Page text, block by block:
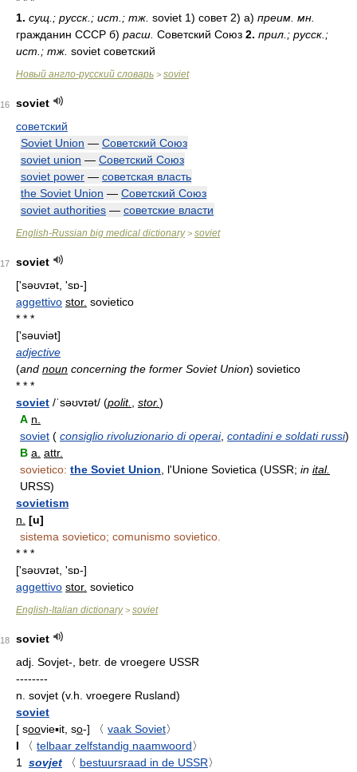
1. сущ.; русск.; ист.; тж. soviet 1) совет 2) а) преим. мн.
гражданин СССР б) расш. Советский Союз 2. прил.; русск.;
ист.; тж. soviet советский
Новый англо-русский словарь > soviet
16
soviet
советский
Soviet Union — Советский Союз
soviet union — Советский Союз
soviet power — советская власть
the Soviet Union — Советский Союз
soviet authorities — советские власти
English-Russian big medical dictionary> soviet
17
soviet
['səʊvɪət, 'sɒ-]
aggettivo stor. sovietico
* * *
['səuviət]
adjective
(and noun concerning the former Soviet Union) sovietico
* * *
soviet /ˈsəʊvɪət/ (polit. stor.)
A n.
soviet ( consiglio rivoluzionario di operai, contadini e soldati russi)
B a. attr.
sovietico: the Soviet Union , l'Unione Sovietica (USSR; in ital.
URSS)
sovietism
n. [u]
sistema sovietico; comunismo sovietico.
* * *
['səʊvɪət, 'sɒ-]
aggettivo stor. sovietico
English-Italian dictionary> soviet
18
soviet
adj. Sovjet-, betr. de vroegere USSR
--------
n. sovjet (v.h. vroegere Rusland)
soviet
[ soovie▪it, so-] 〈 vaak Soviet〉
I
〈 telbaar zelfstandig naamwoord〉
1
sovjet 〈 bestuursraad in de USSR〉